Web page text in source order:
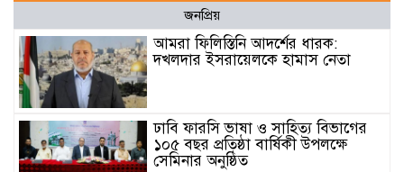
জনপ্রিয়
আমরা ফিলিস্তিনি আদর্শের ধারক:
দখলদার ইসরায়েলকে হামাস নেতা
ঢাবি ফারসি ভাষা ও সাহিত্য বিভাগের
১০৫ বছর প্রতিষ্ঠা বার্ষিকী উপলক্ষে
সেমিনার অনুষ্ঠিত